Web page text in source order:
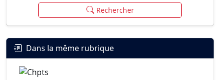
Rechercher
Dans la même rubrique